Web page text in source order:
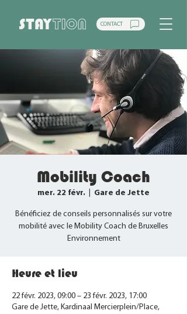
CONTACT
Mobility Coach
mer. 22 févr. Gare de Jette
Bénéficiez de conseils personnalisés sur votre
mobilité avec le Mobility Coach de Bruxelles
Environnement
Heure et lieu
22 févr. 2023, 09:00 – 23 févr. 2023, 17:00
Gare de Jette, Kardinaal Mercierplein/Place,